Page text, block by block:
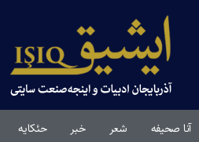
آنا صحیفه شعر خبر حئکایه